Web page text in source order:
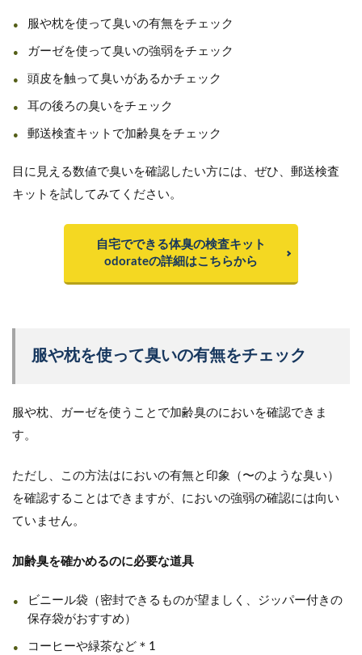
服や枕を使って臭いの有無をチェック
ガーゼを使って臭いの強弱をチェック
頭皮を触って臭いがあるかチェック
耳の後ろの臭いをチェック
郵送検査キットで加齢臭をチェック
目に見える数値で臭いを確認したい方には、ぜひ、郵送検査
キットを試してみてください。
自宅でできる体臭の検査キット
odorateの詳細はこちらから
服や枕を使って臭いの有無をチェック
服や枕、ガーゼを使うことで加齢臭のにおいを確認できま
す。
ただし、この方法はにおいの有無と印象（〜のような臭い）
を確認することはできますが、においの強弱の確認には向い
ていません。
加齢臭を確かめるのに必要な道具
ビニール袋（密封できるものが望ましく、ジッパー付きの
保存袋がおすすめ）
コーヒーや緑茶など＊1